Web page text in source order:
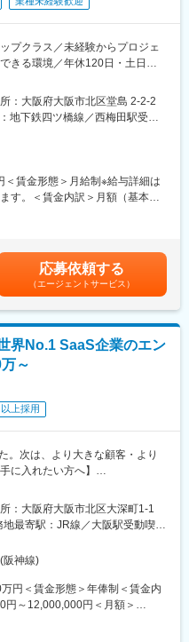
ローバル標準業務プロセス・シ
ロセスのデジタル化企画・推進
等)）
織風土改革“Project PRIDE”によ
も30.4%へ増加。離職率半減
います。
プクラス／未経験からプロジェ
きる環境／年休120日・土日祝
展開するマンパワーグループ。
企業として安定した経営基盤を
整力やコミュニケーション力を
業務へキャリアチェンジが可能
実。未経験からプロジェクトマ
や外部人材の活用を支援するマ
善を実現しています。
サービスを新たに導入する企業
げから運用開始までを支援する
）の導入プロジェクトにおい
プロジェクト推進を担当いただ
円滑な導入と運用を実現するポ
ーズのヒアリング／導入スケジ
関係部署との調整／顧客との打
：大阪府大阪市北区堂島 2-2-2
地下鉄四ツ橋線／西梅田駅受動
囲：会社の定める事業所
＜賃金形態＞月給制※給与詳細は
す。＜賃金内訳＞月額（基本
職務手当に含まれる残業手当とし
じ月17時間分迄を超過した時間
。※給与詳細は、経験・能力を考
事考課等を基に昇(降)給額を決
決定賃金はあくまでも目安の金額
能性があります。月給(月額)は固
応募依頼する
（エージェントサービス）
界No.1 SaaS企業のエン
～
上採用
。次は、より大きな顧客・より
に入れたい方へ】
ージに挑戦したい
したい
めたい
：大阪府大阪市北区大深町1-1
最寄駅：JR線／大阪駅受動喫煙
会社の定める事業所
阪神線)
円＜賃金形態＞年俸制＜賃金内
円～12,000,000円＜月額＞